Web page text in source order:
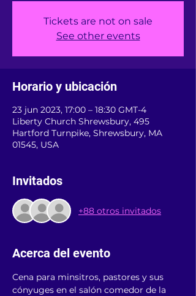
Tickets are not on sale
See other events
Horario y ubicación
23 jun 2023, 17:00 – 18:30 GMT-4
Liberty Church Shrewsbury, 495
Hartford Turnpike, Shrewsbury, MA
01545, USA
Invitados
+88 otros invitados
Acerca del evento
Cena para minsitros, pastores y sus
cónyuges en el salón comedor de la